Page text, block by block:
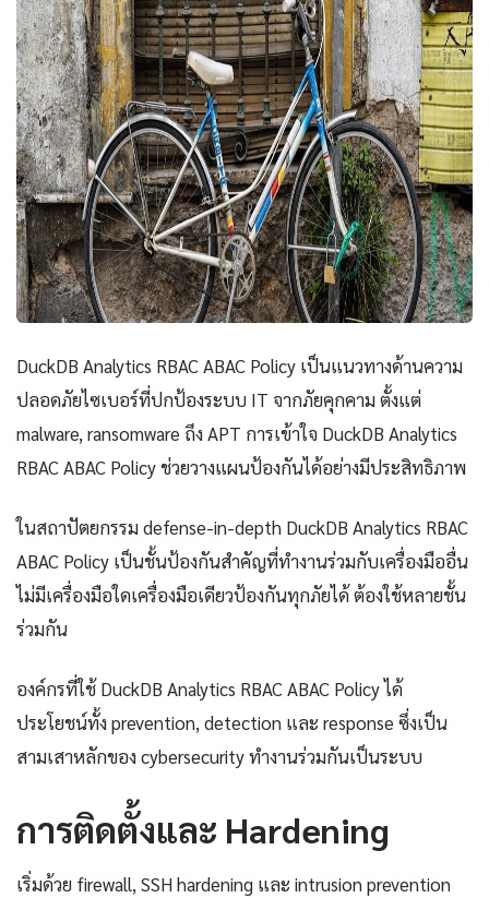
DuckDB Analytics RBAC ABAC Policy เป็นแนวทางด้านความ
ปลอดภัยไซเบอร์ที่ปกป้องระบบ IT จากภัยคุกคาม ตั้งแต่
malware, ransomware ถึง APT การเข้าใจ DuckDB Analytics
RBAC ABAC Policy ช่วยวางแผนป้องกันได้อย่างมีประสิทธิภาพ
ในสถาปัตยกรรม defense-in-depth DuckDB Analytics RBAC
ABAC Policy เป็นชั้นป้องกันสำคัญที่ทำงานร่วมกับเครื่องมืออื่น
ไม่มีเครื่องมือใดเครื่องมือเดียวป้องกันทุกภัยได้ ต้องใช้หลายชั้น
ร่วมกัน
องค์กรที่ใช้ DuckDB Analytics RBAC ABAC Policy ได้
ประโยชน์ทั้ง prevention, detection และ response ซึ่งเป็น
สามเสาหลักของ cybersecurity ทำงานร่วมกันเป็นระบบ
การติดตั้งและ Hardening
เริ่มด้วย firewall, SSH hardening และ intrusion prevention